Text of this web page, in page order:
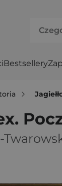
Bestsellery